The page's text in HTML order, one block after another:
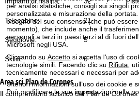
per analisi statistiche, consigli sui singoli
personalizzata e misurazione della
bisogno del suo consenso (che può
momento), che include anche il
personali a terzi in paesi terzi al di fuori
Microsoft negli USA.
Cliccando suAccetto si accetta l'uso di
tecnologie simili. Facendo clic su Rifiuta ,
tecnicamente necessari e necessari per
Ulteriori informazioni sull'uso dei cookie e
Può modificare le sue impostazioni nella
e
Telecabine: 21
Seggiovie: 5
Skilift: 6
Area sciPlan de Corones
Il comprensorio sciistico del Plan de